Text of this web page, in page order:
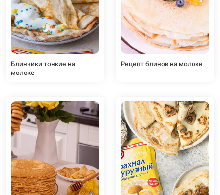
Блинчики тонкие на
молоке
Рецепт блинов на молоке